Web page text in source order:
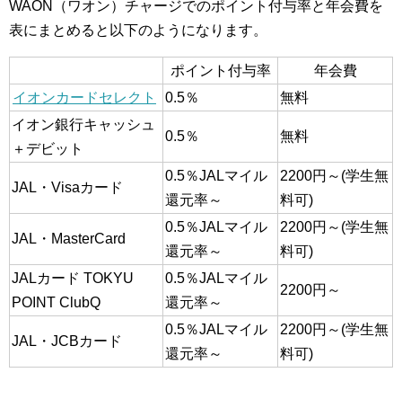
WAON（ワオン）チャージでのポイント付与率と年会費を
表にまとめると以下のようになります。
ポイント付与率
年会費
イオンカードセレクト
0.5％
無料
イオン銀行キャッシュ
＋デビット
0.5％ 無料
JAL・Visaカード
0.5％JALマイル
還元率～
2200円～(学生無
料可)
JAL・MasterCard
0.5％JALマイル
還元率～
2200円～(学生無
料可)
JALカード TOKYU
POINT ClubQ
0.5％JALマイル
還元率～
2200円～
JAL・JCBカード
0.5％JALマイル
還元率～
2200円～(学生無
料可)